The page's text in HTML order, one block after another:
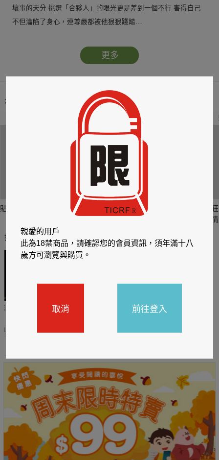
壞事的天分 挑選「合夥人」的眼光更是差到一個不行 害得自己
不但淪陷了身心，連尊嚴都被他狠狠踐踏…
更多
本類暢銷榜
貼身剪裁II：如癮
3
貼心情婦～魅惑之
情竊竹心～魅惑之
推薦你買好東西
閱讀有禮，TCL平板送觸
TCL數位筆記本送月讀包1
親愛的用戶
此為18禁商品，請確認您的會員資訊，須年滿十八
歲方可瀏覽與購買。
取消 前往登入